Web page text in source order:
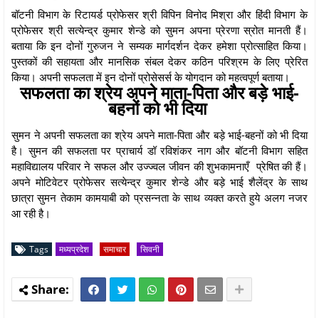
बॉटनी विभाग के रिटायर्ड प्रोफेसर श्री विपिन विनोद मिश्रा और हिंदी विभाग के
प्रोफेसर श्री सत्येन्द्र कुमार शेन्डे को सुमन अपना प्रेरणा स्रोत मानती हैं।
बताया कि इन दोनों गुरुजन ने सम्यक मार्गदर्शन देकर हमेशा प्रोत्साहित किया।
पुस्तकों की सहायता और मानसिक संबल देकर कठिन परिश्रम के लिए प्रेरित
किया। अपनी सफलता में इन दोनों प्रोसेसर्स के योगदान को महत्वपूर्ण बताया।
सफलता का श्रेय अपने माता-पिता और बड़े भाई-
बहनों को भी दिया
सुमन ने अपनी सफलता का श्रेय अपने माता-पिता और बड़े भाई-बहनों को भी दिया
है। सुमन की सफलता पर प्राचार्य डॉ रविशंकर नाग और बॉटनी विभाग सहित
महाविद्यालय परिवार ने सफल और उज्ज्वल जीवन की शुभकामनाएँ प्रेषित की हैं।
अपने मोटिवेटर प्रोफेसर सत्येन्द्र कुमार शेन्डे और बड़े भाई शैलेंद्र के साथ
छात्रा सुमन तेकाम कामयाबी को प्रसन्नता के साथ व्यक्त करते हुये अलग नजर
आ रही है।
Tags मध्यप्रदेश समाचार सिवनी